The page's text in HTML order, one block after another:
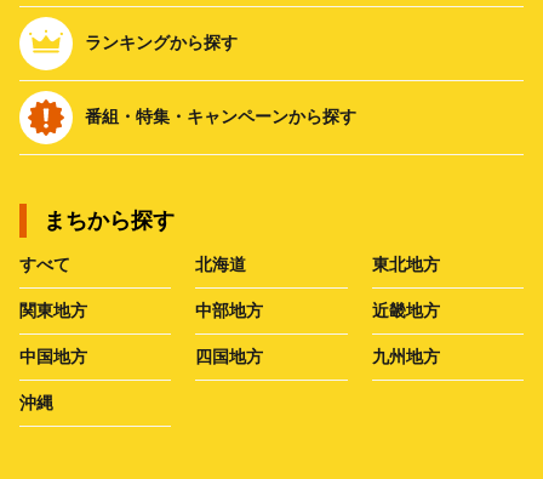
ランキングから探す
番組・特集・キャンペーンから探す
まちから探す
すべて 北海道 東北地方
関東地方 中部地方 近畿地方
中国地方 四国地方 九州地方
沖縄